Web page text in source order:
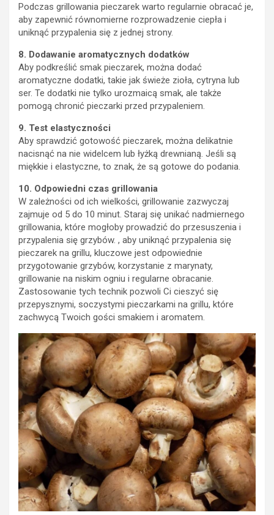
Podczas grillowania pieczarek warto regularnie obracać je,
aby zapewnić równomierne rozprowadzenie ciepła i
uniknąć przypalenia się z jednej strony.
8. Dodawanie aromatycznych dodatków
Aby podkreślić smak pieczarek, można dodać
aromatyczne dodatki, takie jak świeże zioła, cytryna lub
ser. Te dodatki nie tylko urozmaicą smak, ale także
pomogą chronić pieczarki przed przypaleniem.
9. Test elastyczności
Aby sprawdzić gotowość pieczarek, można delikatnie
nacisnąć na nie widelcem lub łyżką drewnianą. Jeśli są
miękkie i elastyczne, to znak, że są gotowe do podania.
10. Odpowiedni czas grillowania
W zależności od ich wielkości, grillowanie zazwyczaj
zajmuje od 5 do 10 minut. Staraj się unikać nadmiernego
grillowania, które mogłoby prowadzić do przesuszenia i
przypalenia się grzybów. , aby uniknąć przypalenia się
pieczarek na grillu, kluczowe jest odpowiednie
przygotowanie grzybów, korzystanie z marynaty,
grillowanie na niskim ogniu i regularne obracanie.
Zastosowanie tych technik pozwoli Ci cieszyć się
przepysznymi, soczystymi pieczarkami na grillu, które
zachwycą Twoich gości smakiem i aromatem.